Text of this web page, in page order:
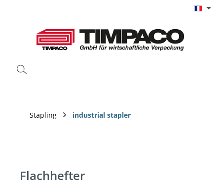
Stapling industrial stapler
Flachhefter